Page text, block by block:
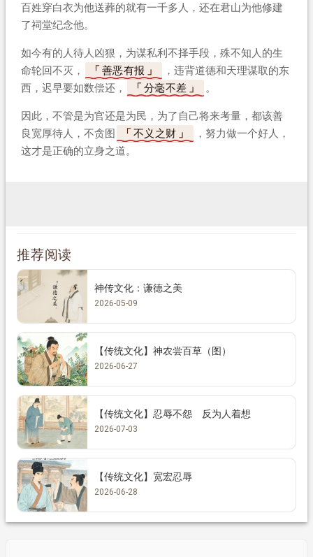
百姓穿白衣为他送葬的就有一千多人，还在君山为他修建
了祠堂纪念他。
如今有的人待人凶狠，为谋私利不择手段，殊不知人的生
命轮回不灭，
善恶有报
，违背道德和天理谋取的东
西，迟早要如数偿还，
分毫不差 。
因此，不管是为官还是为民，为了自己将来考量，都该善
良宽厚待人，不贪图
不义之财
，努力做一个好人，
这才是正确的立身之道。
推荐阅读
神传文化：谦德之美
2026-05-09
【传统文化】神农尝百草（图）
2026-06-27
【传统文化】忍辱不怨 反为人着想
2026-07-03
【传统文化】宽宏忍辱
2026-06-28